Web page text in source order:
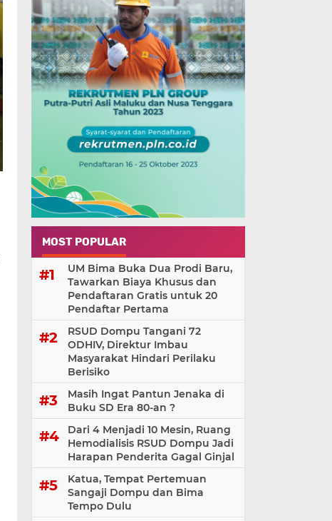
MOST POPULAR
UM Bima Buka Dua Prodi Baru,
Tawarkan Biaya Khusus dan
Pendaftaran Gratis untuk 20
Pendaftar Pertama
RSUD Dompu Tangani 72
ODHIV, Direktur Imbau
Masyarakat Hindari Perilaku
Berisiko
Masih Ingat Pantun Jenaka di
Buku SD Era 80-an ?
Dari 4 Menjadi 10 Mesin, Ruang
Hemodialisis RSUD Dompu Jadi
Harapan Penderita Gagal Ginjal
Katua, Tempat Pertemuan
Sangaji Dompu dan Bima
Tempo Dulu